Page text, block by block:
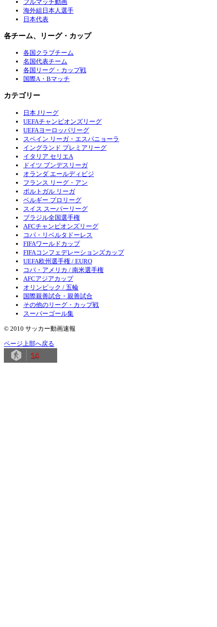
フルマッチ動画
海外組日本人選手
日本代表
各チーム、リーグ・カップ
各国クラブチーム
名国代表チーム
各国リーグ・カップ戦
国際A・Bマッチ
カテゴリー
日本 Jリーグ
UEFAチャンピオンズリーグ
UEFAヨーロッパリーグ
スペイン リーガ・エスパニョーラ
イングランド プレミアリーグ
イタリア セリエA
ドイツ ブンデスリーガ
オランダ エールディビジ
フランス リーグ・アン
ポルトガル リーガ
ベルギー プロリーグ
スイス スーパーリーグ
ブラジル全国選手権
AFCチャンピオンズリーグ
コパ・リベルタドーレス
FIFAワールドカップ
FIFAコンフェデレーションズカップ
UEFA欧州選手権 / EURO
コパ・アメリカ / 南米選手権
AFCアジアカップ
オリンピック / 五輪
国際親善試合・親善試合
その他のリーグ・カップ戦
スーパーゴール集
© 2010 サッカー動画速報
ページ上部へ戻る
14